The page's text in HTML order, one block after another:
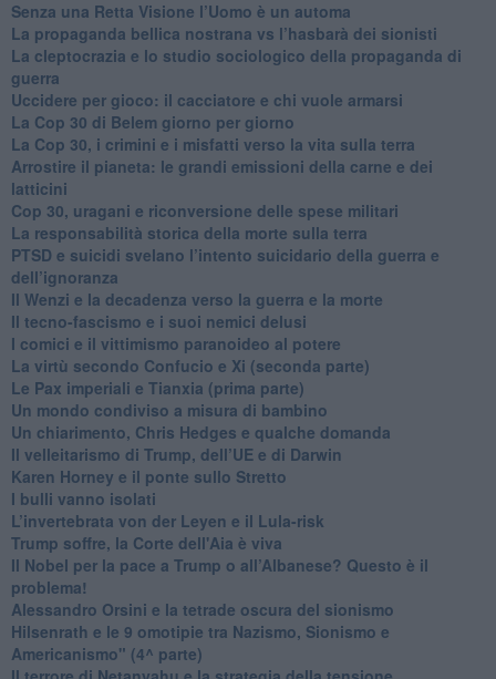
Senza una Retta Visione l’Uomo è un automa
​La propaganda bellica nostrana vs l’hasbarà dei sionisti
​La cleptocrazia e lo studio sociologico della propaganda di
guerra
​Uccidere per gioco: il cacciatore e chi vuole armarsi
​La Cop 30 di Belem giorno per giorno
La Cop 30, i crimini e i misfatti verso la vita sulla terra
Arrostire il pianeta: le grandi emissioni della carne e dei
latticini
​Cop 30, uragani e riconversione delle spese militari
La responsabilità storica della morte sulla terra
PTSD e suicidi svelano l’intento suicidario della guerra e
dell’ignoranza
Il Wenzi e la decadenza verso la guerra e la morte
​Il tecno-fascismo e i suoi nemici delusi
​I comici e il vittimismo paranoideo al potere
​La virtù secondo Confucio e Xi (seconda parte)
Le Pax imperiali e Tianxia (prima parte)
Un mondo condiviso a misura di bambino
​Un chiarimento, Chris Hedges e qualche domanda
Il velleitarismo di Trump, dell’UE e di Darwin
​Karen Horney e il ponte sullo Stretto
​I bulli vanno isolati
L’invertebrata von der Leyen e il Lula-risk
Trump soffre, la Corte dell'Aia è viva
​Il Nobel per la pace a Trump o all’Albanese? Questo è il
problema!
​Alessandro Orsini e la tetrade oscura del sionismo
​Hilsenrath e le 9 omotipie tra Nazismo, Sionismo e
Americanismo" (4^ parte)